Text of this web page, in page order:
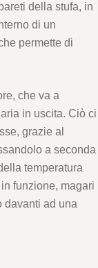
della stufa, in
di un
permette di
che va a
in uscita. Ciò ci
grazie al
a seconda
temperatura
funzione, magari
davanti ad una